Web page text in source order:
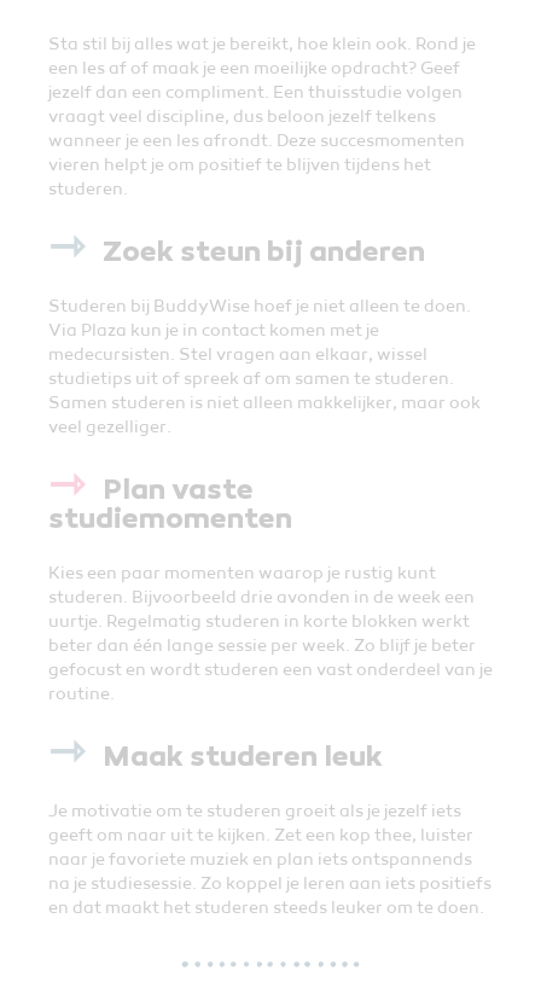
Sta stil bij alles wat je bereikt, hoe klein ook. Rond je
een les af of maak je een moeilijke opdracht? Geef
jezelf dan een compliment. Een thuisstudie volgen
vraagt veel discipline, dus beloon jezelf telkens
wanneer je een les afrondt. Deze succesmomenten
vieren helpt je om positief te blijven tijdens het
studeren.
⇾ Zoek steun bij anderen
Studeren bij BuddyWise hoef je niet alleen te doen.
Via Plaza kun je in contact komen met je
medecursisten. Stel vragen aan elkaar, wissel
studietips uit of spreek af om samen te studeren.
Samen studeren is niet alleen makkelijker, maar ook
veel gezelliger.
⇾ Plan vaste
studiemomenten
Kies een paar momenten waarop je rustig kunt
studeren. Bijvoorbeeld drie avonden in de week een
uurtje. Regelmatig studeren in korte blokken werkt
beter dan één lange sessie per week. Zo blijf je beter
gefocust en wordt studeren een vast onderdeel van je
routine.
⇾ Maak studeren leuk
Je motivatie om te studeren groeit als je jezelf iets
geeft om naar uit te kijken. Zet een kop thee, luister
naar je favoriete muziek en plan iets ontspannends
na je studiesessie. Zo koppel je leren aan iets positiefs
en dat maakt het studeren steeds leuker om te doen.